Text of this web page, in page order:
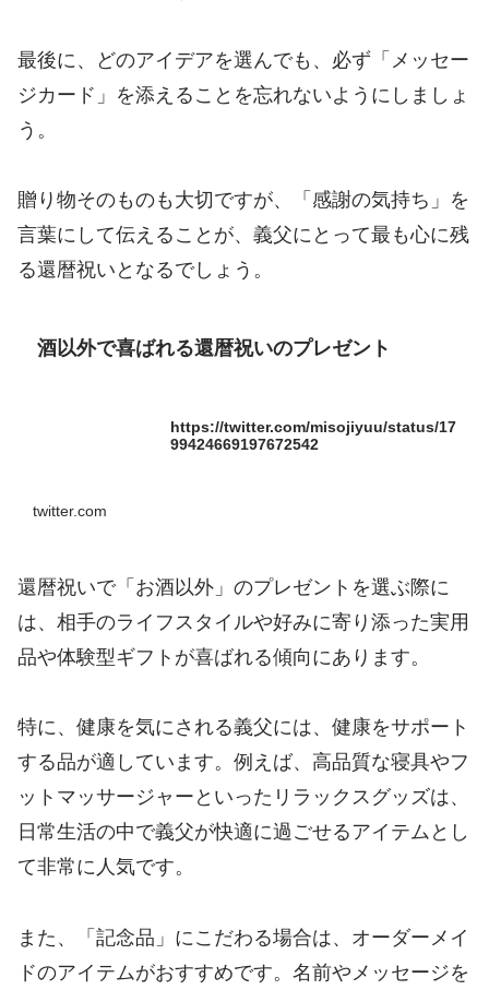
最後に、どのアイデアを選んでも、必ず「メッセー
ジカード」を添えることを忘れないようにしましょ
う。
贈り物そのものも大切ですが、「感謝の気持ち」を
言葉にして伝えることが、義父にとって最も心に残
る還暦祝いとなるでしょう。
酒以外で喜ばれる還暦祝いのプレゼント
https://twitter.com/misojiyuu/status/17
99424669197672542
twitter.com
還暦祝いで「お酒以外」のプレゼントを選ぶ際に
は、相手のライフスタイルや好みに寄り添った実用
品や体験型ギフトが喜ばれる傾向にあります。
特に、健康を気にされる義父には、健康をサポート
する品が適しています。例えば、高品質な寝具やフ
ットマッサージャーといったリラックスグッズは、
日常生活の中で義父が快適に過ごせるアイテムとし
て非常に人気です。
また、「記念品」にこだわる場合は、オーダーメイ
ドのアイテムがおすすめです。名前やメッセージを